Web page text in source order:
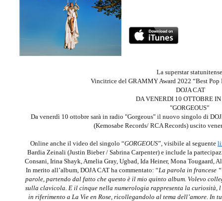
QUEVEDO, ELVIS CRESPO
Quevedo (-)
La superstar
Vincitrice del GRAMMY Award 2022 “Best Pop
DOJA CAT
DA VENERDI 10 OTTOBRE
"GORGEOUS"
Da venerdì 10 ottobre sarà in radio "Gorgeous" il nuovo singolo di
(Kemosabe Records/ RCA Records) uscito
Online anche il video del singolo “GORGEOUS”, visibile al seguente
Bardia Zeinali (Justin Bieber / Sabrina Carpenter) e include la
Consani, Irina Shayk, Amelia Gray, Ugbad, Ida Heiner, Mona Tougaard,
In merito all’album, DOJA CAT ha commentato: “La parola in francese
parole, partendo dal fatto che questo è il mio quinto album. Volevo
sulla clavicola. E il cinque nella numerologia rappresenta la curiosità,
in riferimento a La Vie en Rose, ricollegandolo al tema dell’amore. In